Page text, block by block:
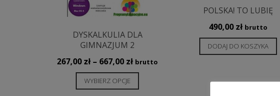
DYSKALKULIA DLA
GIMNAZJUM 2
267,00 zł – 667,00 złZakres
cen:
brutto
WYBIERZ OPCJE
produkt
POLSKA! TO LUBIĘ
490,00 zł brutto
DODAJ DO KOSZYKA